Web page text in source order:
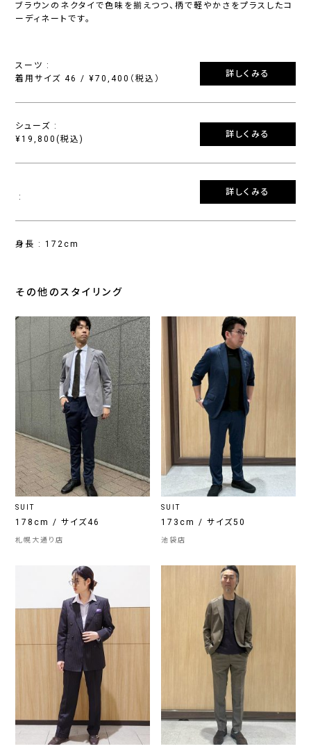
ブラウンのネクタイで色味を揃えつつ、柄で軽やかさをプラスしたコ
ーディネートです。
スーツ :
着用サイズ 46 / ¥70,400（税込）
詳しくみる
シューズ :
¥19,800(税込)
詳しくみる
:
詳しくみる
身長 : 172cm
その他のスタイリング
SUIT
178cm / サイズ46
札幌大通り店
SUIT
173cm / サイズ50
池袋店